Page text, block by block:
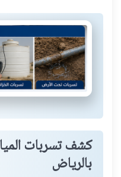
كشف تسربات
بالرياض